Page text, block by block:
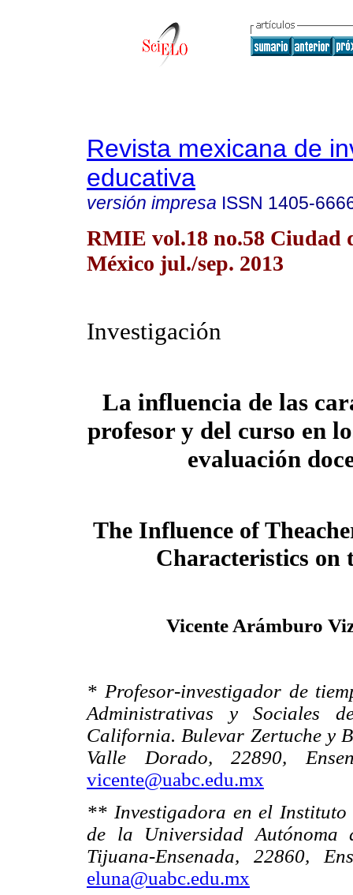
Revista mexicana de
educativa
versión impresa ISSN 1405-
RMIE vol.18 no.58 Ciudad
México jul./sep. 2013
Investigación
La influencia de las
profesor y del curso en
evaluación
The Influence of
Characteristics on
Vicente Arámburo
* Profesor-investigador de
Administrativas y Sociales
California. Bulevar Zertuche y
Valle Dorado, 22890,
vicente@uabc.edu.mx
** Investigadora en el
de la Universidad
Tijuana-Ensenada, 22860,
eluna@uabc.edu.mx